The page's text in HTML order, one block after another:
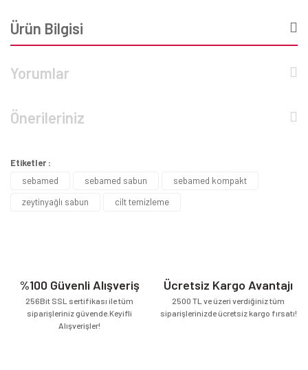
Ürün Bilgisi
Yorumlar
Önerileriniz
Etiketler :
sebamed
sebamed sabun
sebamed kompakt
zeytinyağlı sabun
cilt temizleme
%100 Güvenli Alışveriş
256Bit SSL sertifikası ile tüm
siparişleriniz güvende.Keyifli
Alışverişler!
Ücretsiz Kargo Avantajı
2500 TL ve üzeri verdiğiniz tüm
siparişlerinizde ücretsiz kargo fırsatı!